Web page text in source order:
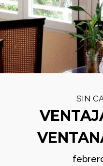
12
ABRIL
2024
CÓMO
PARA TI
21
SIN